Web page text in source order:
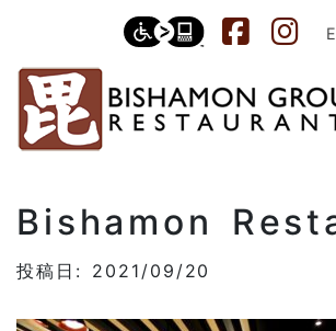
Bishamon
投稿日: 2021/09/20